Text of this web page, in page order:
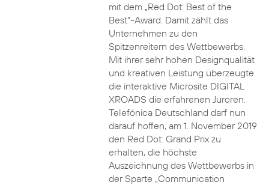
mit dem „Red Dot: Best of the
Best“-Award. Damit zählt das
Unternehmen zu den
Spitzenreitern des Wettbewerbs.
Mit ihrer sehr hohen Designqualität
und kreativen Leistung überzeugte
die interaktive Microsite DIGITAL
XROADS die erfahrenen Juroren.
Telefónica Deutschland darf nun
darauf hoffen, am 1. November 2019
den Red Dot: Grand Prix zu
erhalten, die höchste
Auszeichnung des Wettbewerbs in
der Sparte „Communication